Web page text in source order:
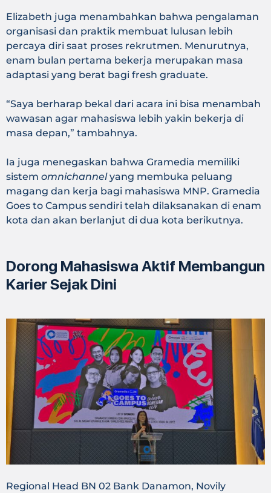
Elizabeth juga menambahkan bahwa pengalaman
organisasi dan praktik membuat lulusan lebih
percaya diri saat proses rekrutmen. Menurutnya,
enam bulan pertama bekerja merupakan masa
adaptasi yang berat bagi fresh graduate.
“Saya berharap bekal dari acara ini bisa menambah
wawasan agar mahasiswa lebih yakin bekerja di
masa depan,” tambahnya.
Ia juga menegaskan bahwa Gramedia memiliki
sistem omnichannelyang membuka peluang
magang dan kerja bagi mahasiswa MNP. Gramedia
Goes to Campus sendiri telah dilaksanakan di enam
kota dan akan berlanjut di dua kota berikutnya.
Dorong Mahasiswa Aktif Membangun
Karier Sejak Dini
Regional Head BN 02 Bank Danamon, Novily